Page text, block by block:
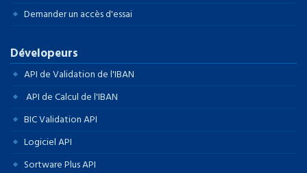
Demander un accès d'essai
Dévelopeurs
API de Validation de l'IBAN
API de Calcul de l'IBAN
BIC Validation API
Logiciel API
Sortware Plus API